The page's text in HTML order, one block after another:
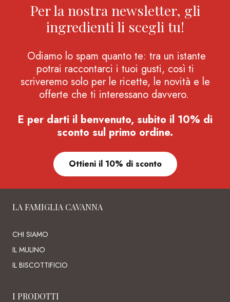
Per la nostra newsletter, gli
ingredienti li scegli tu!
Odiamo lo spam quanto te: tra un istante
potrai raccontarci i tuoi gusti, così ti
scriveremo solo per le ricette, le novità e le
offerte che ti interessano davvero.
E per darti il benvenuto, subito il 10% di
sconto sul primo ordine.
Ottieni il 10% di sconto
LA FAMIGLIA CAVANNA
CHI SIAMO
IL MULINO
IL BISCOTTIFICIO
I PRODOTTI